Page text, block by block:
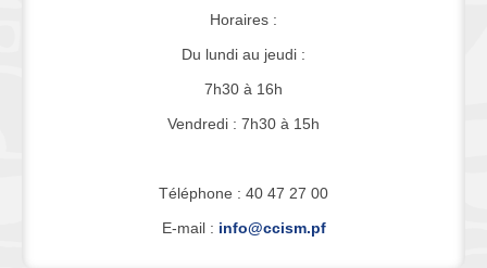
Horaires :
Du lundi au jeudi :
7h30 à 16h
Vendredi : 7h30 à 15h
Téléphone : 40 47 27 00
E-mail : info@ccism.pf